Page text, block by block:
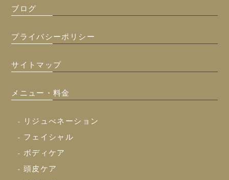
ブログ
プライバシーポリシー
サイトマップ
メニュー・料金
- リジュべネーション
- フェイシャル
- ボディケア
- 頭皮ケア